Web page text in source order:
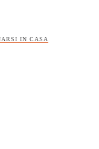
IN CASA